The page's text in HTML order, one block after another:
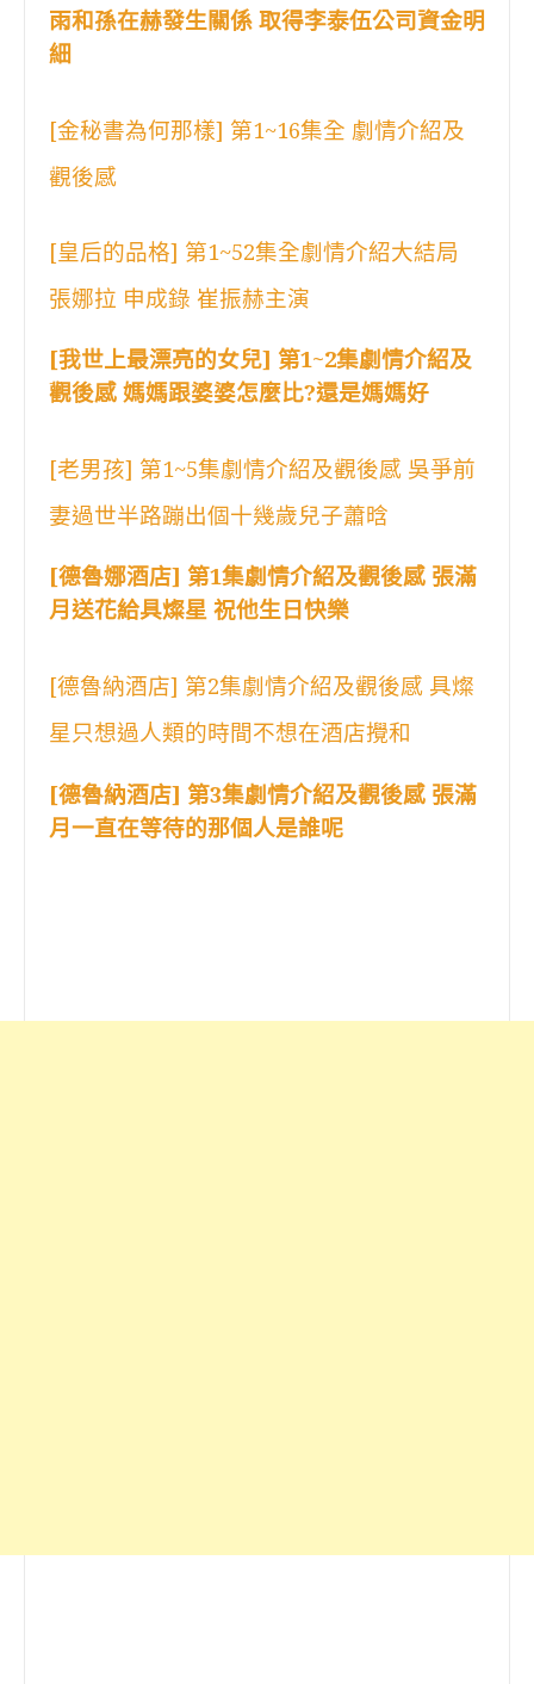
雨和孫在赫發生關係 取得李泰伍公司資金明
細
[金秘書為何那樣] 第1~16集全 劇情介紹及
觀後感
[皇后的品格] 第1~52集全劇情介紹大結局
張娜拉 申成錄 崔振赫主演
[我世上最漂亮的女兒] 第1~2集劇情介紹及
觀後感 媽媽跟婆婆怎麼比?還是媽媽好
[老男孩] 第1~5集劇情介紹及觀後感 吳爭前
妻過世半路蹦出個十幾歲兒子蕭晗
[德魯娜酒店] 第1集劇情介紹及觀後感 張滿
月送花給具燦星 祝他生日快樂
[德魯納酒店] 第2集劇情介紹及觀後感 具燦
星只想過人類的時間不想在酒店攪和
[德魯納酒店] 第3集劇情介紹及觀後感 張滿
月一直在等待的那個人是誰呢